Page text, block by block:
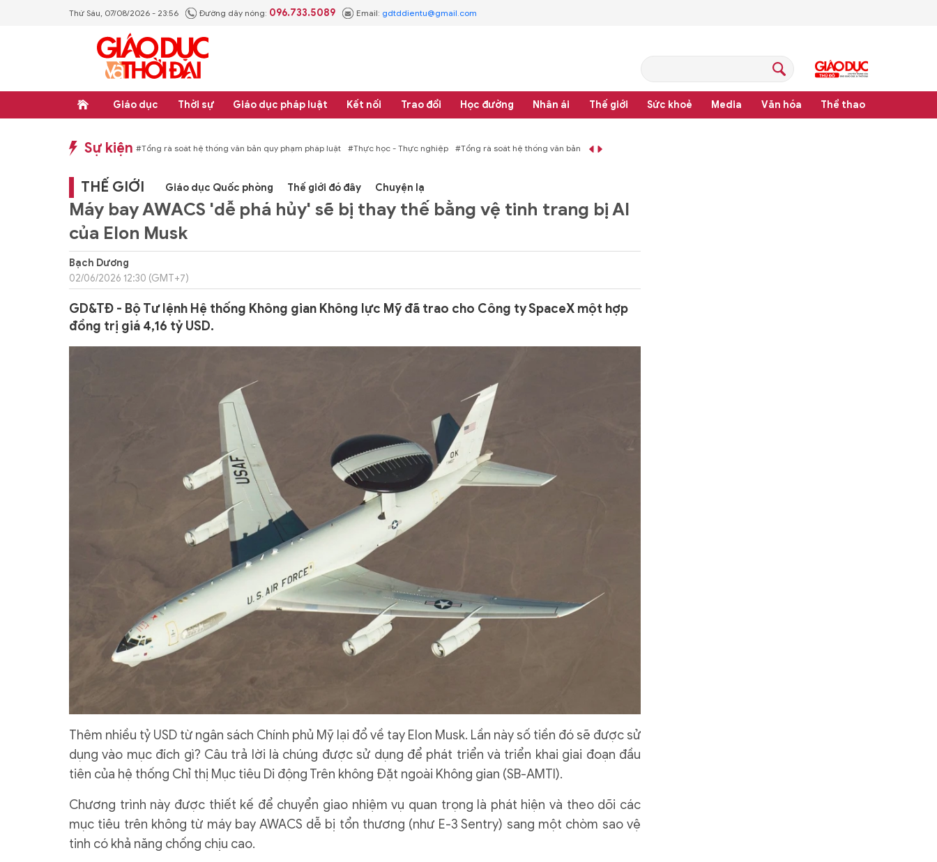
Thứ Sáu, 07/08/2026 - 23:56 Đường dây nóng: 096.733.5089 Email: gdtddientu@gmail.com
Giáo dục Thời sự Giáo dục pháp luật Kết nối Trao đổi Học đường Nhân ái Thế giới Sức khoẻ Media Văn hóa Thể thao
Sự kiện
thống văn bản quy phạm pháp luật #Thực học - Thực nghiệp #Tổng rà soát hệ thống văn bản quy phạm pháp luật
THẾ GIỚI Giáo dục Quốc phòng Thế giới đó đây Chuyện lạ
Máy bay AWACS 'dễ phá hủy' sẽ bị thay thế bằng vệ tinh trang bị AI
của Elon Musk
Bạch Dương
02/06/2026 12:30 (GMT+7)
GD&TĐ - Bộ Tư lệnh Hệ thống Không gian Không lực Mỹ đã trao cho Công ty SpaceX một hợp
đồng trị giá 4,16 tỷ USD.
Thêm nhiều tỷ USD từ ngân sách Chính phủ Mỹ lại đổ về tay Elon Musk. Lần này số tiền đó sẽ được sử
dụng vào mục đích gì? Câu trả lời là chúng được sử dụng để phát triển và triển khai giai đoạn đầu
tiên của hệ thống Chỉ thị Mục tiêu Di động Trên không Đặt ngoài Không gian (SB-AMTI).
Chương trình này được thiết kế để chuyển giao nhiệm vụ quan trọng là phát hiện và theo dõi các
mục tiêu trên không từ máy bay AWACS dễ bị tổn thương (như E-3 Sentry) sang một chòm sao vệ
tinh có khả năng chống chịu cao.